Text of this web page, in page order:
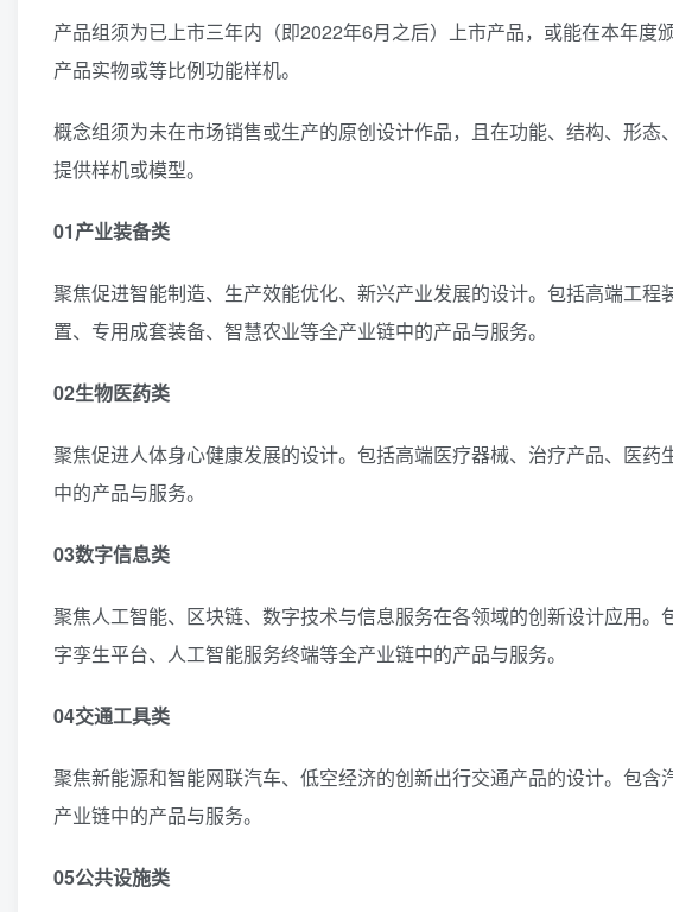
产品组须为已上市三年内（即2022年6月之后）上市产品，或能在本年
产品实物或等比例功能样机。
概念组须为未在市场销售或生产的原创设计作品，且在功能、结构、形
提供样机或模型。
01产业装备类
聚焦促进智能制造、生产效能优化、新兴产业发展的设计。包括高端工
置、专用成套装备、智慧农业等全产业链中的产品与服务。
02生物医药类
聚焦促进人体身心健康发展的设计。包括高端医疗器械、治疗产品、医
中的产品与服务。
03数字信息类
聚焦人工智能、区块链、数字技术与信息服务在各领域的创新设计应用
字孪生平台、人工智能服务终端等全产业链中的产品与服务。
04交通工具类
聚焦新能源和智能网联汽车、低空经济的创新出行交通产品的设计。包
产业链中的产品与服务。
05公共设施类